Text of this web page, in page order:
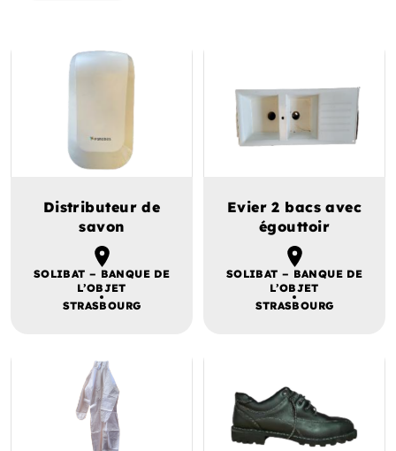
Distributeur de
savon
SOLIBAT – BANQUE DE
L’OBJET
STRASBOURG
Evier 2 bacs avec
égouttoir
SOLIBAT – BANQUE DE
L’OBJET
STRASBOURG